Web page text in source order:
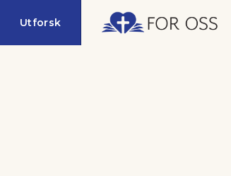
Utforsk